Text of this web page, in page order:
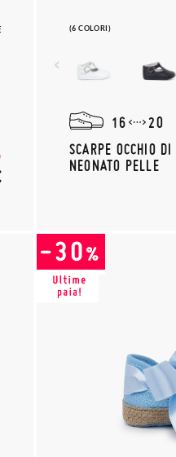
(6 COLORI)
16
20
SCARPE OCCHIO DI
NEONATO PELLE